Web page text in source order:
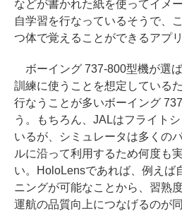
などが書かれた紙を使ってイメ
自学習を行なっているそうで、
つ体で覚えることができるアプ
ボーイング 737-800型機が選
訓練に使うことを想定している
行なうことが多いボーイング
う。もちろん、JALはフライト
いるが、シミュレータは多くの
ルに沿って利用するため何度も
い。HoloLensであれば、例えば
ニングが可能なことから、習熟
運航の品質向上につなげるのが